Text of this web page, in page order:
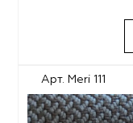
Арт. Meri 111